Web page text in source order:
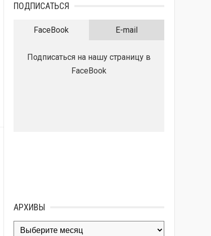
ПОДПИСАТЬСЯ
FaceBook E-mail
Подписаться на нашу страницу в
FaceBook
АРХИВЫ
Архивы